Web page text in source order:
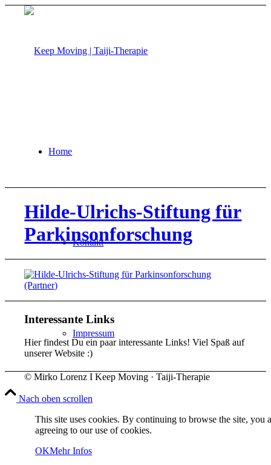
Home
Kontakt
Impressum
Datenschutzerklärung
Hilde-Ulrichs-Stiftung für
Parkinsonforschung
Interessante Links
Hier findest Du ein paar interessante Links! Viel Spaß auf
unserer Website :)
© Mirko Lorenz I Keep Moving · Taiji-Therapie
Nach oben scrollen
This site uses cookies. By continuing to browse the site, you
agreeing to our use of cookies.
OKMehr Infos